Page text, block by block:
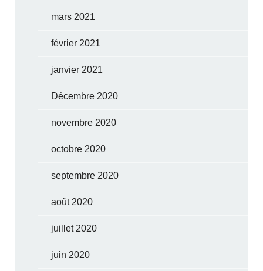
mars 2021
février 2021
janvier 2021
Décembre 2020
novembre 2020
octobre 2020
septembre 2020
août 2020
juillet 2020
juin 2020